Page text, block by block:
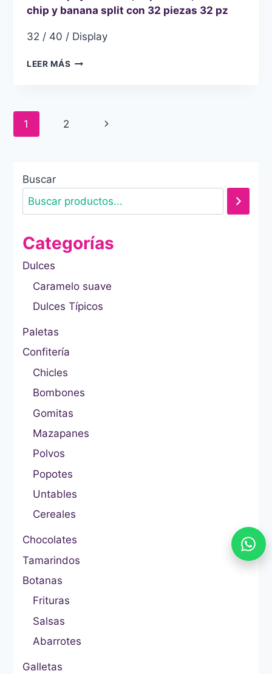
chip y banana split con 32 piezas 32 pz
32 / 40 / Display
LEER MÁS CARAMELO
NAPOLITANO,
CHOCO
CHIP
BANANA
SPLIT
PIEZAS
32
Navegación
página
1 2
Buscar
Categorías
Dulces
Caramelo suave
Dulces Típicos
Paletas
Confitería
Chicles
Bombones
Gomitas
Mazapanes
Polvos
Popotes
Untables
Cereales
Chocolates
Tamarindos
Botanas
Frituras
Salsas
Abarrotes
Galletas